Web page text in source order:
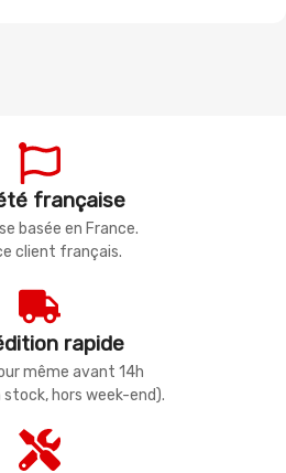
française
basée en France.
client français.
rapide
même avant 14h
hors week-end).